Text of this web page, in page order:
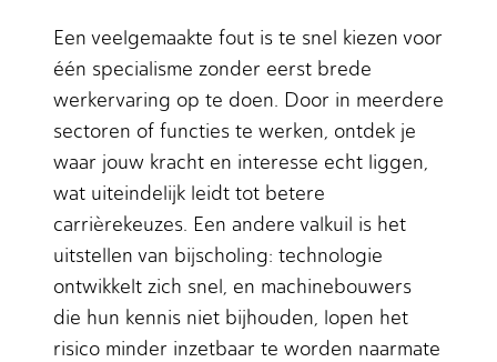
Een veelgemaakte fout is te snel kiezen voor
één specialisme zonder eerst brede
werkervaring op te doen. Door in meerdere
sectoren of functies te werken, ontdek je
waar jouw kracht en interesse echt liggen,
wat uiteindelijk leidt tot betere
carrièrekeuzes. Een andere valkuil is het
uitstellen van bijscholing: technologie
ontwikkelt zich snel, en machinebouwers
die hun kennis niet bijhouden, lopen het
risico minder inzetbaar te worden naarmate